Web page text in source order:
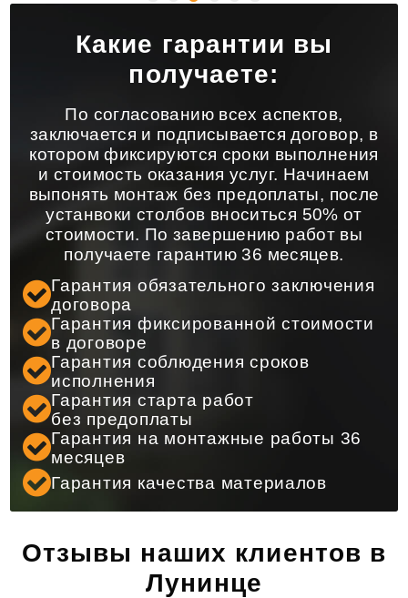
Какие гарантии вы
получаете:
По согласованию всех аспектов,
заключается и подписывается договор, в
котором фиксируются сроки выполнения
и стоимость оказания услуг. Начинаем
выпонять монтаж без предоплаты, после
устанвоки столбов вноситься 50% от
стоимости. По завершению работ вы
получаете гарантию 36 месяцев.
Гарантия обязательного заключения
договора
Гарантия фиксированной стоимости
в договоре
Гарантия соблюдения сроков
исполнения
Гарантия старта работ
без предоплаты
Гарантия на монтажные работы 36
месяцев
Гарантия качества материалов
Отзывы наших клиентов в
Лунинце